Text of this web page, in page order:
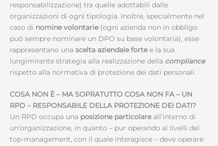
responsabilizzazione) tra quelle adottabili dalle
organizzazioni di ogni tipologia. Inoltre, specialmente nel
caso di nomine volontarie(ogni azienda non in obbligo
può sempre nominare un DPO su base volontaria), esse
rappresentano una scelta aziendale fortee la sua
lungimirante strategia alla realizzazione della compliance
rispetto alla normativa di protezione dei dati personali.
COSA NON È – MA SOPRATUTTO COSA NON FA – UN
RPD – RESPONSABILE DELLA PROTEZIONE DEI DATI?
Un RPD occupa una posizione particolareall’interno di
un’organizzazione, in quanto – pur operando ai livelli del
top-management, con il quale interagisce – deve operare